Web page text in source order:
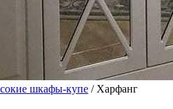
шкафы-купе / Харфанг